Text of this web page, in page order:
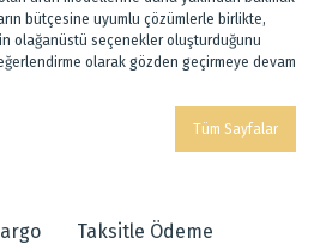
bütçesine uyumlu çözümlerle birlikte,
olağanüstü seçenekler oluşturduğunu
olarak gözden geçirmeye devam
Tüm Sayfalar
Taksitle Ödeme